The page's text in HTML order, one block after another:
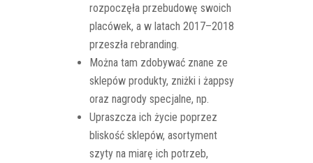
rozpoczęła przebudowę swoich
placówek, a w latach 2017–2018
przeszła rebranding.
Można tam zdobywać znane ze
sklepów produkty, zniżki i żappsy
oraz nagrody specjalne, np.
Upraszcza ich życie poprzez
bliskość sklepów, asortyment
szyty na miarę ich potrzeb,